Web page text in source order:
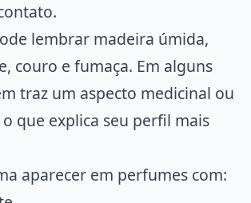
lembrar madeira úmida,
couro e fumaça. Em alguns
traz um aspecto medicinal ou
que explica seu perfil mais
aparecer em perfumes com: